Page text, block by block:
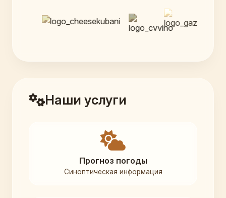
Наши услуги
Прогноз погоды
Синоптическая информация